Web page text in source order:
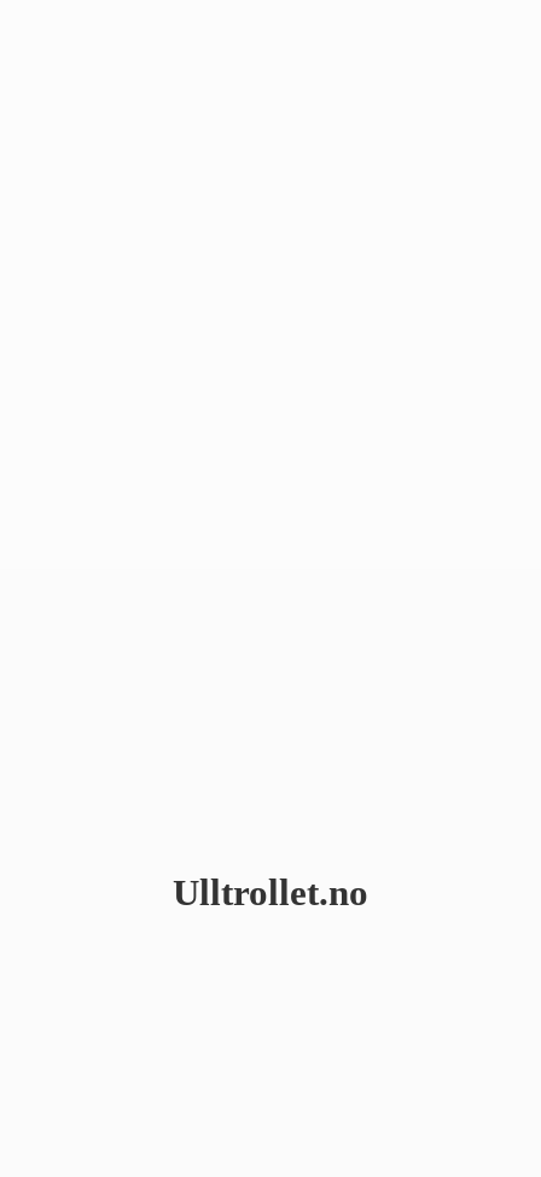
Ulltrollet.no